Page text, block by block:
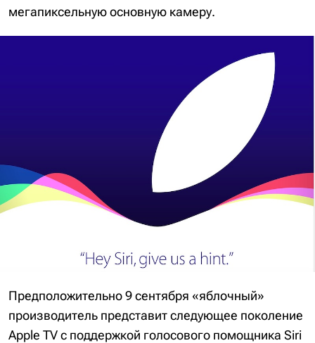
мегапиксельную основную камеру.
Предположительно 9 сентября «яблочный»
производитель представит следующее поколение
Apple TV с поддержкой голосового помощника Siri